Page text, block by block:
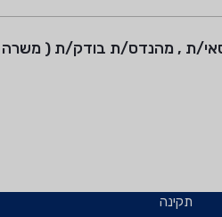
ת , מהנדס/ת בודק/ת ( משרה 1368)
תקינה